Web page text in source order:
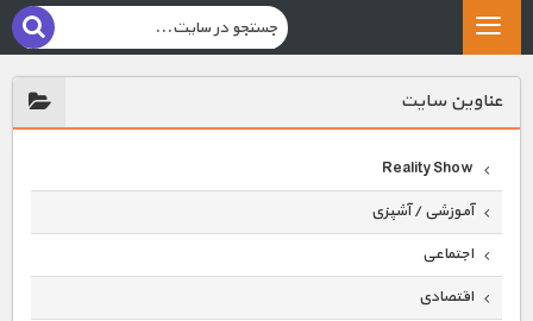
عناوين سايت
Reality Show
آموزشی / آشپزی
اجتماعی
اقتصادی